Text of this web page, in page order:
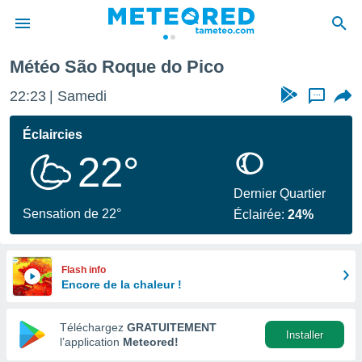
de
en
Météo São Roque do Pico
22:23 Samedi ...
Éclaircies
22°
Sensation de 22°
Dernier Quartier
Éclairée:24%
Flash info
Encore de la chaleur !
Téléchargez GRATUITEMENT
l’application Meteored!
Installer